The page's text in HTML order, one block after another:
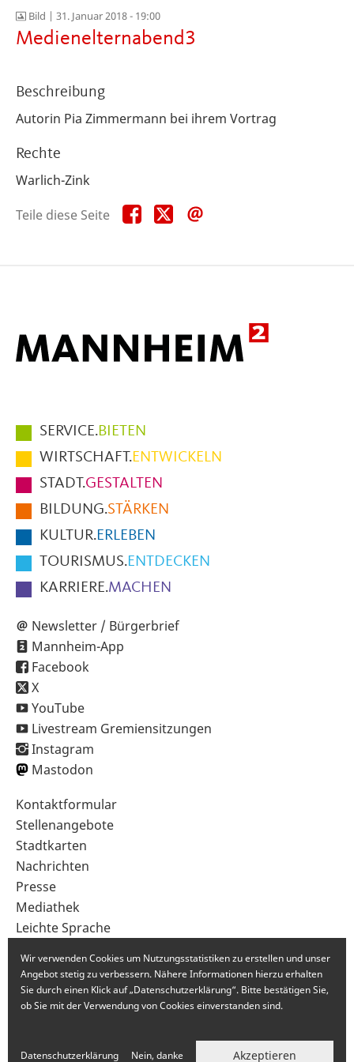
Bild | 31. Januar 2018 - 19:00
Medienelternabend3
Beschreibung
Autorin Pia Zimmermann bei ihrem Vortrag
Rechte
Warlich-Zink
Teile diese Seite
Teile
diese
Teile
diese
Hauptmenüpunkte
im
Fußbereich
der
Seite
SERVICE.BIETEN
WIRTSCHAFT.ENTWICKELN
STADT.GESTALTEN
BILDUNG.STÄRKEN
KULTUR.ERLEBEN
TOURISMUS.ENTDECKEN
KARRIERE.MACHEN
Newsletter / Bürgerbrief
Mannheim-App
Facebook
X
YouTube
Livestream Gremiensitzungen
Instagram
Mastodon
Sekundärnavigation
im
Fußbereich
Kontaktformular
Stellenangebote
Stadtkarten
Nachrichten
Presse
Mediathek
Leichte Sprache
Wir verwenden Cookies um Nutzungsstatistiken zu erstellen und unser
Angebot stetig zu verbessern. Nähere Informationen hierzu erhalten
Sie durch einen Klick auf „Datenschutzerklärung“. Bitte bestätigen Sie,
ob Sie mit der Verwendung von Cookies einverstanden sind.
Datenschutzerklärung Nein, danke Akzeptieren